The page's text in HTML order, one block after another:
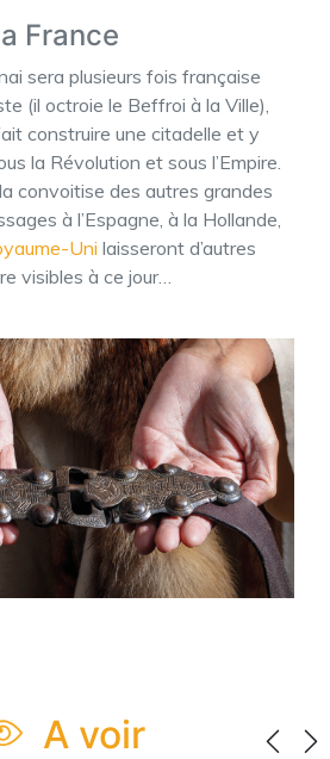
France
sera plusieurs fois française
(il octroie le Beffroi à la Ville),
construire une citadelle et y
la Révolution et sous l’Empire.
convoitise des autres grandes
à l’Espagne, à la Hollande,
Uni laisseront d’autres
visibles à ce jour…
A voir